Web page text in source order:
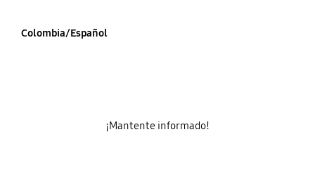
Colombia/Español
¡Mantente informado!